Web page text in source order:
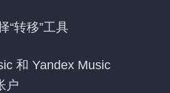
“转移”工具
和 Yandex Music
户